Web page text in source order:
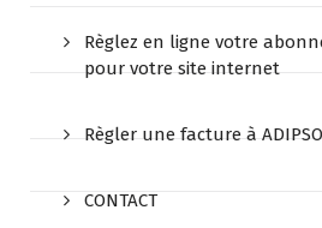
Règlez en ligne votre
pour votre site internet
Règler une facture à
CONTACT